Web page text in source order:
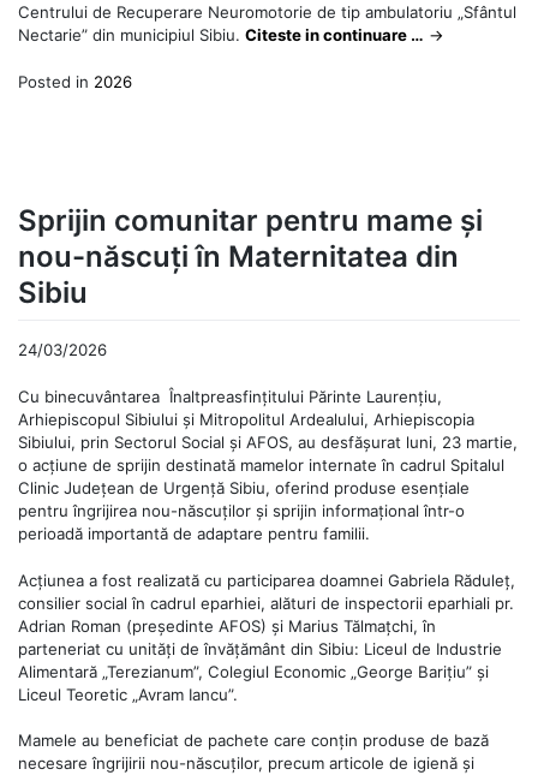
Centrului de Recuperare Neuromotorie de tip ambulatoriu „Sfântul
Nectarie” din municipiul Sibiu. Citeste in continuare … →
Posted in 2026
Sprijin comunitar pentru mame și
nou-născuți în Maternitatea din
Sibiu
24/03/2026
Cu binecuvântarea Înaltpreasfințitului Părinte Laurențiu,
Arhiepiscopul Sibiului și Mitropolitul Ardealului, Arhiepiscopia
Sibiului, prin Sectorul Social și AFOS, au desfășurat luni, 23 martie,
o acțiune de sprijin destinată mamelor internate în cadrul Spitalul
Clinic Județean de Urgență Sibiu, oferind produse esențiale
pentru îngrijirea nou-născuților și sprijin informațional într-o
perioadă importantă de adaptare pentru familii.
Acțiunea a fost realizată cu participarea doamnei Gabriela Răduleț,
consilier social în cadrul eparhiei, alături de inspectorii eparhiali pr.
Adrian Roman (președinte AFOS) și Marius Tălmațchi, în
parteneriat cu unități de învățământ din Sibiu: Liceul de Industrie
Alimentară „Terezianum”, Colegiul Economic „George Barițiu” și
Liceul Teoretic „Avram Iancu”.
Mamele au beneficiat de pachete care conțin produse de bază
necesare îngrijirii nou-născuților, precum articole de igienă și